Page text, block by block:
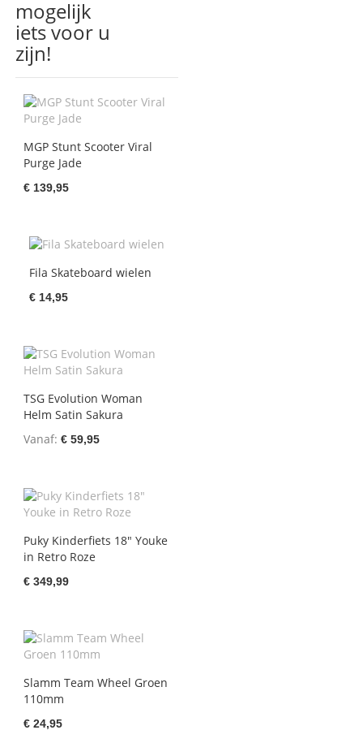
mogelijk
iets voor u
zijn!
MGP Stunt Scooter Viral
Purge Jade
€ 139,95
Fila Skateboard wielen
€ 14,95
TSG Evolution Woman
Helm Satin Sakura
Vanaf € 59,95
Puky Kinderfiets 18" Youke
in Retro Roze
€ 349,99
Slamm Team Wheel Groen
110mm
€ 24,95